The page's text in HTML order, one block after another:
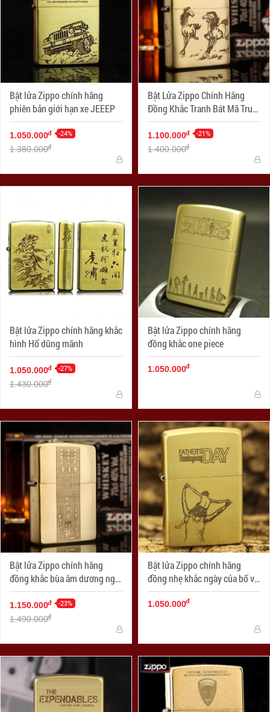
Bật lửa Zippo chính hãng
phiên bản giới hạn xe JEEEP
1.050.000đ -24%
1.380.000đ
Bật Lửa Zippo Chính Hãng
Đồng Khắc Tranh Bát Mã Truy
Phong
1.100.000đ -21%
1.400.000đ
Bật lửa Zippo chính hãng khắc
hình Hổ dũng mãnh
1.050.000đ -27%
1.430.000đ
Bật lửa Zippo chính hãng
đồng khắc one piece
1.050.000đ
Bật lửa Zippo chính hãng
đồng khắc bùa âm dương ngũ
hành
1.150.000đ -23%
1.490.000đ
Bật lửa Zippo chính hãng
đồng nhẹ khắc ngày của bố vô
cùng ý nghĩa
1.050.000đ